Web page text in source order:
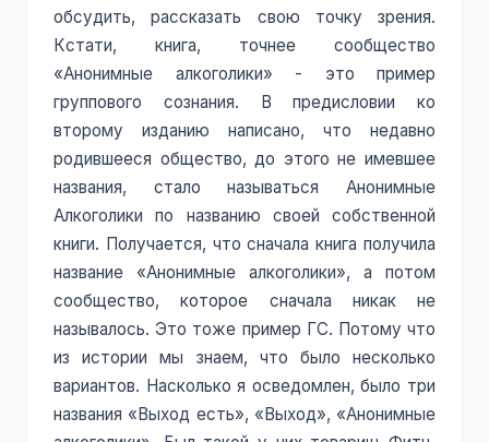
обсудить, рассказать свою точку зрения.
Кстати, книга, точнее сообщество
«Анонимные алкоголики» - это пример
группового сознания. В предисловии ко
второму изданию написано, что недавно
родившееся общество, до этого не имевшее
названия, стало называться Анонимные
Алкоголики по названию своей собственной
книги. Получается, что сначала книга получила
название «Анонимные алкоголики», а потом
сообщество, которое сначала никак не
называлось. Это тоже пример ГС. Потому что
из истории мы знаем, что было несколько
вариантов. Насколько я осведомлен, было три
названия «Выход есть», «Выход», «Анонимные